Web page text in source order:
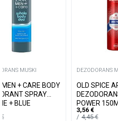
MUSKI
MEN + CARE BODY
SPRAY
+ BLUE
€
DEZODORANS
OLD SPICE
POWER 150M
3,56 €
4,45€